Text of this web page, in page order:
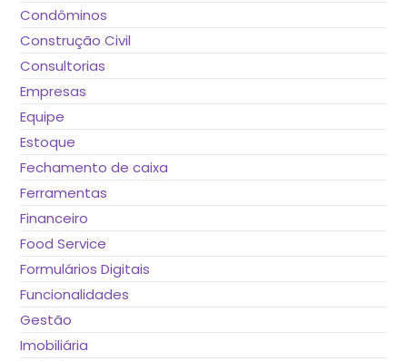
Condôminos
Construção Civil
Consultorias
Empresas
Equipe
Estoque
Fechamento de caixa
Ferramentas
Financeiro
Food Service
Formulários Digitais
Funcionalidades
Gestão
Imobiliária